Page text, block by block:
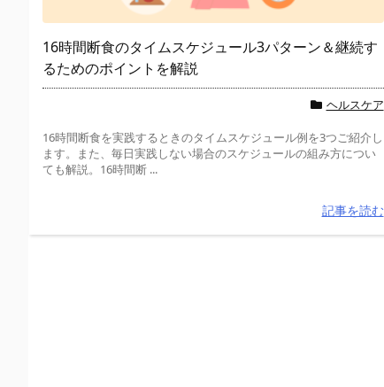
16時間断食のタイムスケジュール3パターン＆継続す
るためのポイントを解説
ヘルスケア
16時間断食を実践するときのタイムスケジュール例を3つご紹介し
ます。また、毎日実践しない場合のスケジュールの組み方につい
ても解説。16時間断 ...
記事を読む